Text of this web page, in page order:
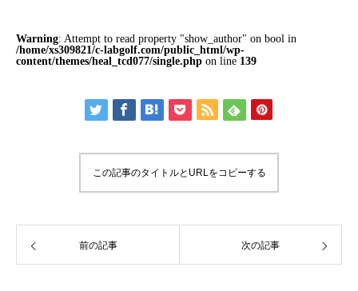
Warning: Attempt to read property "show_author" on bool in
/home/xs309821/c-labgolf.com/public_html/wp-
content/themes/heal_tcd077/single.php on line 139
この記事のタイトルとURLをコピーする
前の記事 次の記事